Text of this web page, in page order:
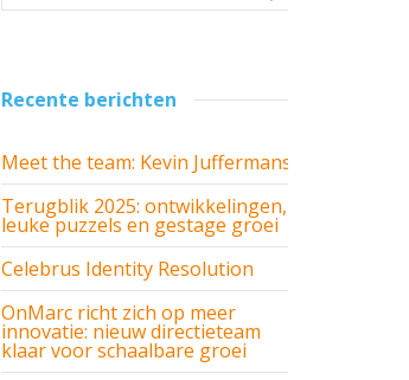
Recente berichten
Meet the team: Kevin Juffermans
Terugblik 2025: ontwikkelingen,
leuke puzzels en gestage groei
Celebrus Identity Resolution
OnMarc richt zich op meer
innovatie: nieuw directieteam
klaar voor schaalbare groei